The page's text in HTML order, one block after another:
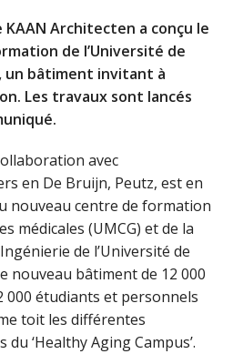
KAAN Architecten a conçu le
de l’Université de
un bâtiment invitant à
Les travaux sont lancés
avec
en De Bruijn, Peutz, est en
nouveau centre de formation
médicales (UMCG) et de la
de l’Université de
nouveau bâtiment de 12 000
000 étudiants et personnels
toit les différentes
‘Healthy Aging Campus’.